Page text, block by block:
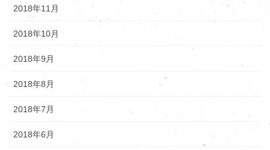
2018年11月
2018年10月
2018年9月
2018年8月
2018年7月
2018年6月